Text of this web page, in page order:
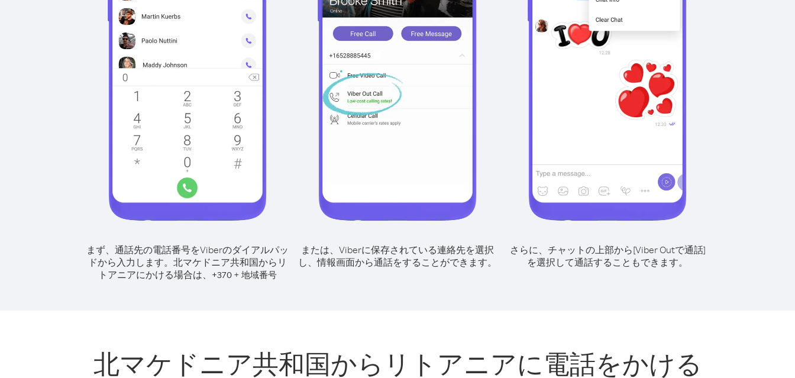
まず、通話先の電話番号をViberのダイアルパッ
ドから入力します。 北マケドニア共和国からリ
トアニアにかける場合は、 +370 + 地域番号
または、Viberに保存されている連絡先を選択
し、情報画面から通話をすることができます。
さらに、チャットの上部から[Viber Outで通話]
を選択して通話することもできます。
北マケドニア共和国からリトアニアに電話をかける